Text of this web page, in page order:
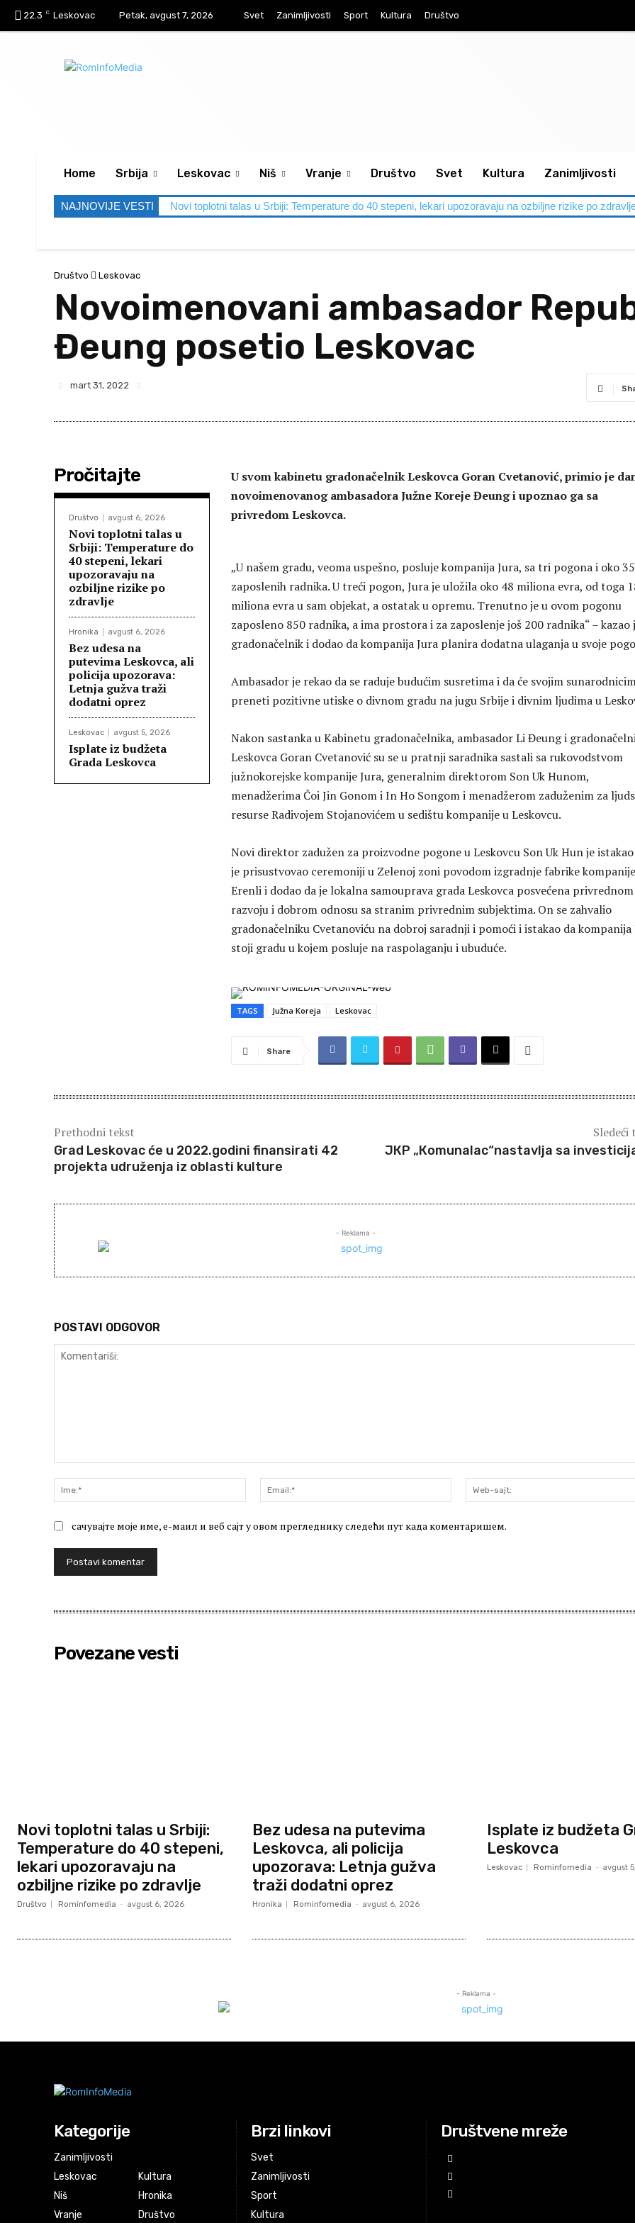
22.3 C Leskovac Petak, avgust 7, 2026 Svet Zanimljivosti Sport Kultura Društvo
Home Srbija Leskovac Niš Vranje Društvo Svet Kultura Zanimljivosti
NAJNOVIJE VESTI Novi toplotni talas u Srbiji: Temperature do 40 stepeni, lekari upozoravaju na ozbiljne rizike po
Društvo Leskovac
Novoimenovani ambasador
Đeung posetio Leskovac
mart 31, 2022
Pročitajte
Društvo avgust 6, 2026
Novi toplotni talas u
Srbiji: Temperature do
40 stepeni, lekari
upozoravaju na
ozbiljne rizike po
zdravlje
Hronika avgust 6, 2026
Bez udesa na
putevima Leskovca, ali
policija upozorava:
Letnja gužva traži
dodatni oprez
Leskovac avgust 5, 2026
Isplate iz budžeta
Grada Leskovca
U svom kabinetu gradonačelnik Leskovca Goran Cvetanović, primio je
novoimenovanog ambasadora Južne Koreje Đeung i upoznao ga sa
privredom Leskovca.
„U našem gradu, veoma uspešno, posluje kompanija Jura, sa tri pogona i oko
zaposlenih radnika. U treći pogon, Jura je uložila oko 48 miliona evra, od toga
miliona evra u sam objekat, a ostatak u opremu. Trenutno je u ovom pogonu
zaposleno 850 radnika, a ima prostora i za zaposlenje još 200 radnika“ – kazao
gradonačelnik i dodao da kompanija Jura planira dodatna ulaganja u svoje
Ambasador je rekao da se raduje budućim susretima i da će svojim
preneti pozitivne utiske o divnom gradu na jugu Srbije i divnim ljudima u
Nakon sastanka u Кabinetu gradonačelnika, ambasador Li Đeung i
Leskovca Goran Cvetanović su se u pratnji saradnika sastali sa rukovodstvom
južnokorejske kompanije Jura, generalnim direktorom Son Uk Hunom,
menadžerima Čoi Jin Gonom i In Ho Songom i menadžerom zaduženim za
resurse Radivojem Stojanovićem u sedištu kompanije u Leskovcu.
Novi direktor zadužen za proizvodne pogone u Leskovcu Son Uk Hun je
je prisustvovao ceremoniji u Zelenoj zoni povodom izgradnje fabrike kompanije
Erenli i dodao da je lokalna samouprava grada Leskovca posvećena privrednom
razvoju i dobrom odnosu sa stranim privrednim subjektima. On se zahvalio
gradonačelniku Cvetanoviću na dobroj saradnji i pomoći i istakao da kompanija
stoji gradu u kojem posluje na raspolaganju i ubuduće.
TAGS Južna Koreja Leskovac
Share
Prethodni tekst
Grad Leskovac će u 2022.godini finansirati 42
projekta udruženja iz oblasti kulture
Sledeći
JКP „Кomunalac“nastavlja sa
- Reklama -
POSTAVI ODGOVOR
Ime:*
Email:*
сачувајте моје име, е-маил и веб сајт у овом прегледнику следећи пут када коментаришем.
Povezane vesti
Novi toplotni talas u Srbiji:
Temperature do 40 stepeni,
lekari upozoravaju na
ozbiljne rizike po zdravlje
Društvo Rominfomedia - avgust 6, 2026
Bez udesa na putevima
Leskovca, ali policija
upozorava: Letnja gužva
traži dodatni oprez
Hronika Rominfomedia - avgust 6, 2026
Isplate iz budžeta
Leskovca
Leskovac Rominfomedia - avgust
- Reklama -
Kategorije
Zanimljivosti
Leskovac
Niš
Vranje
Kultura
Hronika
Društvo
Brzi linkovi
Svet
Zanimljivosti
Sport
Kultura
Društvene mreže